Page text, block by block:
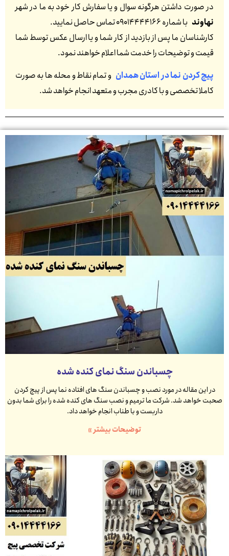
در صورت داشتن هرگونه سوال و یا سفارش کار خود به ما در شهر
نهاوند با شماره 09014444166 تماس حاصل نمایید.
کارشناسان ما پس از بازدید از کار شما و یا ارسال عکس توسط شما
قیمت و توضیحات را خدمت شما اعلام خواهند نمود.
پیچ کردن نما در استان همدان و تمام نقاط و محله ها به صورت
کاملا تخصصی و با کادری مجرب و متعهد انجام خواهد شد.
چسباندن سنگ نمای کنده شده
در این مقاله در مورد نصب و چسباندن سنگ های افتاده نما پس از پیچ کردن
صحبت خواهد شد. شرکت ما ترمیم و نصب سنگ های کنده شده را برای شما بدون
داربست و با طناب انجام خواهد داد.
توضیحات بیشتر »